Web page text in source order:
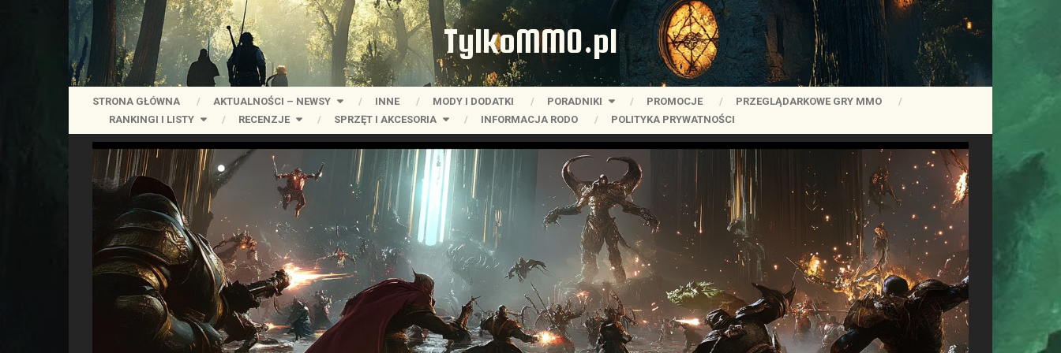
TylkoMMO.pl
STRONA GŁÓWNA AKTUALNOŚCI – NEWSY INNE MODY I DODATKI PORADNIKI PROMOCJE
PRZEGLĄDARKOWE GRY MMO
RANKINGI I LISTY
RECENZJE SPRZĘT I AKCESORIA INFORMACJA RODO POLITYKA PRYWATNOŚCI